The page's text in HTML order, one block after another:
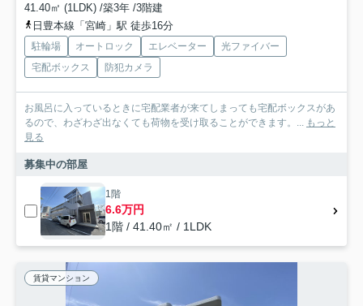
41.40㎡ (1LDK) /築3年 /3階建
日豊本線「宮崎」駅 徒歩16分
駐輪場 オートロック エレベーター
光ファイバー
宅配ボックス
防犯カメラ
お風呂に入っているときに宅配業者が来てしまっても宅配ボックスがあ
るので、わざわざ出なくても荷物を受け取ることができます。... もっと
見る
募集中の部屋
1階
6.6万円
1階 / 41.40㎡ / 1LDK
賃貸マンション